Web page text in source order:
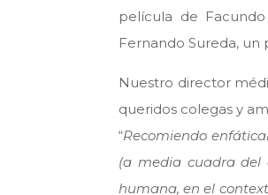
película de
Fernando Sureda, un
Nuestro director
queridos colegas y
“Recomiendo
(a media cuadra del
humana, en el